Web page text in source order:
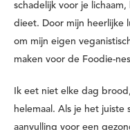
schadelijk voor je
dieet. Door mijn heerlijke
om mijn eigen
maken voor de Foodie-
Ik eet niet elke dag
helemaal. Als je het
aanvulling voor een